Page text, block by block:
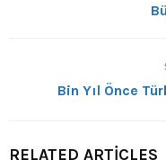
Bin Yıl Önce
RELATED ARTICLES